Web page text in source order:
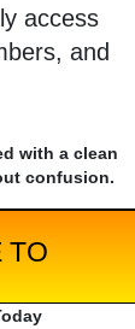
access
and
with a clean
confusion.
TO